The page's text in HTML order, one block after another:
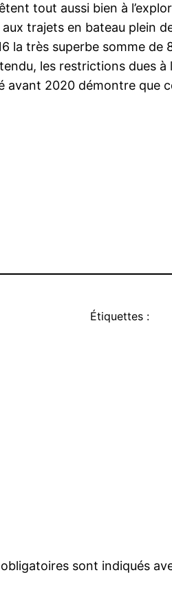
tout aussi bien à
trajets en bateau plein
la très superbe somme
les restrictions
2020 démontre que
Étiquettes :
sont indiqués